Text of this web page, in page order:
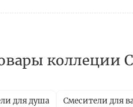
коллеции
для душа Смесители для